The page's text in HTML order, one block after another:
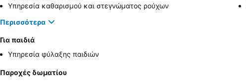
Υπηρεσία καθαρισμού και στεγνώματος ρούχων
Περισσότερα
Για παιδιά
Υπηρεσία φύλαξης παιδιών
Παροχές δωματίου